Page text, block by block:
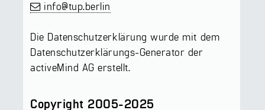
info@tup.berlin
Die Datenschutzerklärung wurde mit dem
Datenschutzerklärungs-Generator der
activeMind AG erstellt.
Copyright 2005-2025